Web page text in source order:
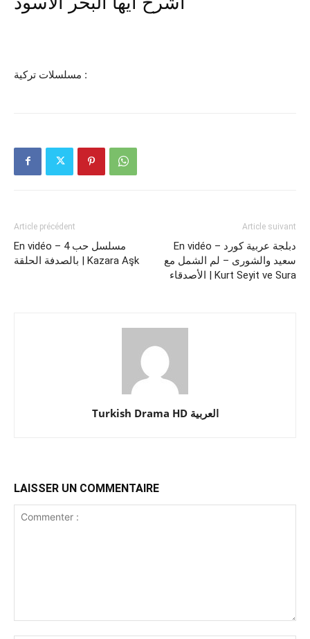
مسلسلات تركية :
Article précédent
En vidéo – 4 مسلسل حب
بالصدفة الحلقة | Kazara Aşk
Article suivant
En vidéo – دبلجة عربية كورد
سعيد والشورى – لم الشمل مع
الأصدقاء | Kurt Seyit ve Sura
Turkish Drama HD العربية
LAISSER UN COMMENTAIRE